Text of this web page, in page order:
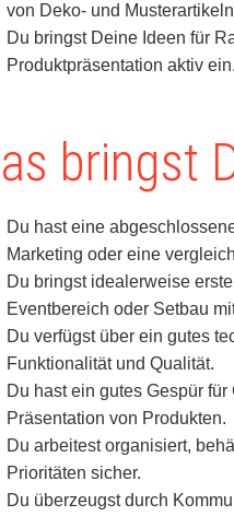
von Deko- und
Du bringst Deine Ideen für
Produktpräsentation aktiv ein.
bringst
Du hast eine
Marketing oder eine
Du bringst idealerweise
Eventbereich oder Setbau
Du verfügst über ein gutes
Funktionalität und Qualität.
Du hast ein gutes Gespür
Präsentation von Produkten.
Du arbeitest organisiert,
Prioritäten sicher.
Du überzeugst durch